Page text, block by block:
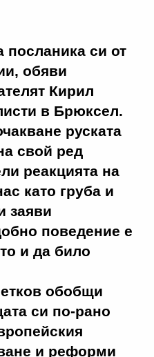
посланика си от
обяви
Кирил
в Брюксел.
руската
свой ред
реакцията на
като груба и
заяви
поведение е
и да било
обобщи
си по-рано
и реформи